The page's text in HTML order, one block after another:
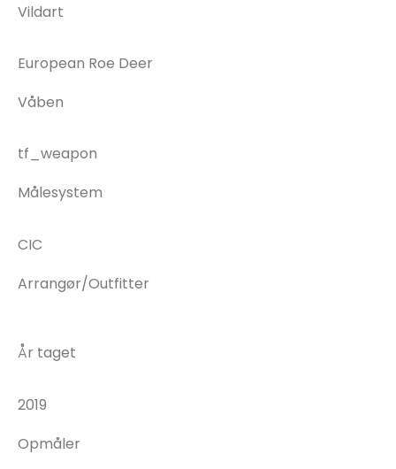
Vildart
European Roe Deer
Våben
tf_weapon
Målesystem
CIC
Arrangør/Outfitter
År taget
2019
Opmåler